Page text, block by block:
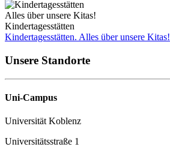
Alles über unsere Kitas!
Kindertagesstätten
Kindertagesstätten. Alles über unsere Kitas!
Unsere Standorte
Uni-Campus
Universität Koblenz
Universitätsstraße 1